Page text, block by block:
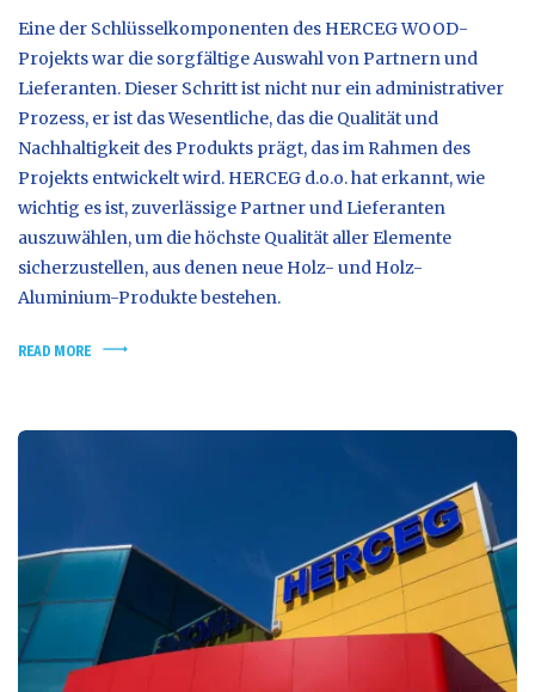
Eine der Schlüsselkomponenten des HERCEG WOOD-
Projekts war die sorgfältige Auswahl von Partnern und
Lieferanten. Dieser Schritt ist nicht nur ein administrativer
Prozess, er ist das Wesentliche, das die Qualität und
Nachhaltigkeit des Produkts prägt, das im Rahmen des
Projekts entwickelt wird. HERCEG d.o.o. hat erkannt, wie
wichtig es ist, zuverlässige Partner und Lieferanten
auszuwählen, um die höchste Qualität aller Elemente
sicherzustellen, aus denen neue Holz- und Holz-
Aluminium-Produkte bestehen.
READ MORE